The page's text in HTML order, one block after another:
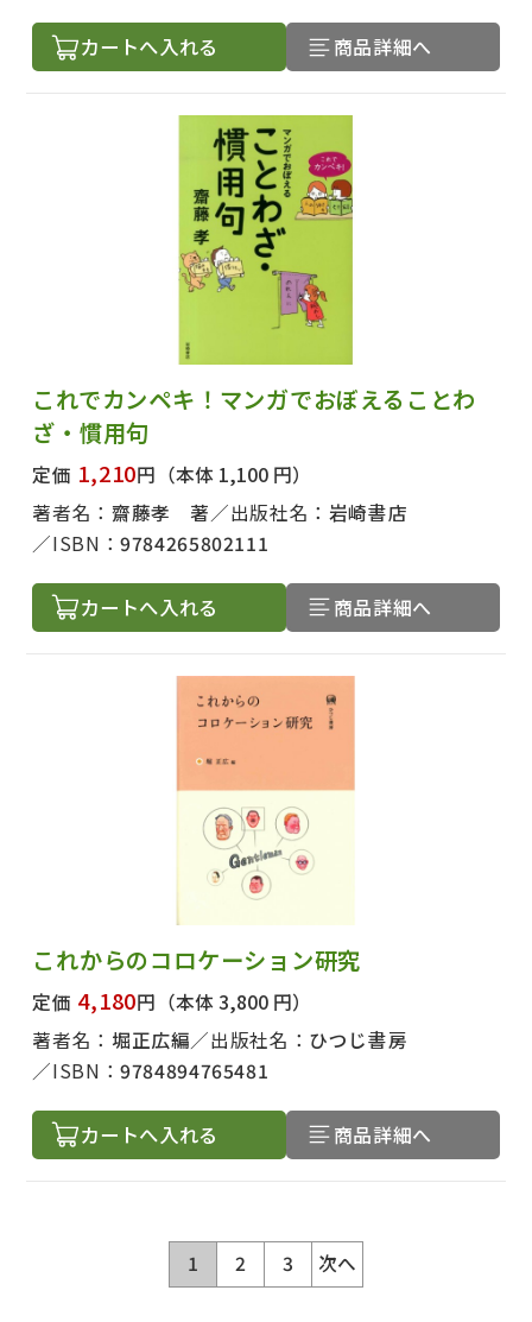
カートへ入れる 商品詳細へ
これでカンペキ！マンガでおぼえることわ
ざ・慣用句
定価 1,210円 （本体 1,100 円）
著者名： 齋藤孝 著 出版社名： 岩崎書店
ISBN：9784265802111
カートへ入れる 商品詳細へ
これからのコロケーション研究
定価 4,180円 （本体 3,800 円）
著者名： 堀正広編 出版社名： ひつじ書房
ISBN：9784894765481
カートへ入れる 商品詳細へ
1 2 3 次へ